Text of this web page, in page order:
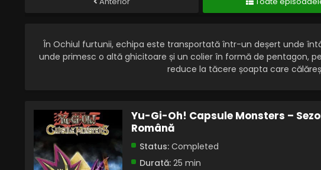
În Ochiul furtunii, echipa este transportată într-un deșert unde
unde primesc o altă ghicitoare și un colier în formă de pentagon,
reduce la tăcere șoapta care
Yu-Gi-Oh! Capsule Monsters –
Română
Status: Completed
Durată: 25 min